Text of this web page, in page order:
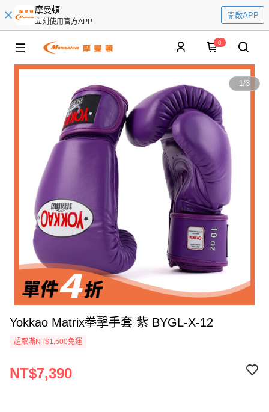
摩曼頓
立刻使用官方APP
開啟APP
0
1/3
Yokkao Matrix拳擊手套 紫 BYGL-X-12
超取滿NT$1,500免運
NT$7,390